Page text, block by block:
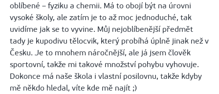
oblíbené – fyziku a chemii. Má to obojí být na úrovni
vysoké školy, ale zatím je to až moc jednoduché, tak
uvidíme jak se to vyvine. Můj nejoblíbenější předmět
tady je kupodivu tělocvik, který probíhá úplně jinak než v
Česku. Je to mnohem náročnější, ale já jsem člověk
sportovní, takže mi takové množství pohybu vyhovuje.
Dokonce má naše škola i vlastní posilovnu, takže kdyby
mě někdo hledal, víte kde mě najít ;)